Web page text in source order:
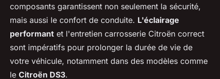
composants garantissent non seulement la sécurité,
mais aussi le confort de conduite. L'éclairage
performant et l'entretien carrosserie Citroën correct
sont impératifs pour prolonger la durée de vie de
votre véhicule, notamment dans des modèles comme
le Citroën DS3.